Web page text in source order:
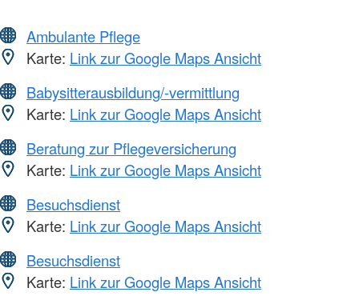
Ambulante Pflege
Karte: Link zur Google Maps Ansicht
Babysitterausbildung/-vermittlung
Karte: Link zur Google Maps Ansicht
Beratung zur Pflegeversicherung
Karte: Link zur Google Maps Ansicht
Besuchsdienst
Karte: Link zur Google Maps Ansicht
Besuchsdienst
Karte: Link zur Google Maps Ansicht